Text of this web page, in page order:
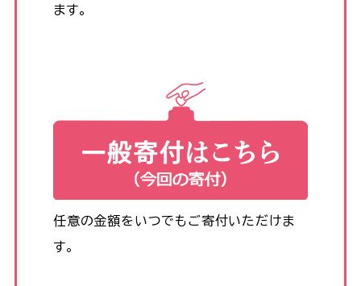
ます。
任意の金額をいつでもご寄付いただけま
す。